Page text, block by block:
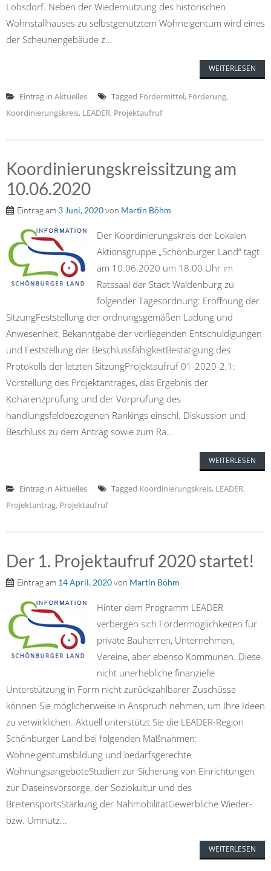
Lobsdorf. Neben der Wiedernutzung des historischen
Wohnstallhauses zu selbstgenutztem Wohneigentum wird eines
der Scheunengebäude z...
WEITERLESEN
Eintrag in Aktuelles Tagged Fördermittel, Förderung,
Koordinierungskreis, LEADER, Projektaufruf
Koordinierungskreissitzung am
10.06.2020
Eintrag am 3 Juni, 2020von Martin Böhm
Der Koordinierungskreis der Lokalen
Aktionsgruppe „Schönburger Land“ tagt
am 10.06.2020 um 18.00 Uhr im
Ratssaal der Stadt Waldenburg zu
folgender Tagesordnung: Eröffnung der
SitzungFeststellung der ordnungsgemäßen Ladung und
Anwesenheit, Bekanntgabe der vorliegenden Entschuldigungen
und Feststellung der BeschlussfähigkeitBestätigung des
Protokolls der letzten SitzungProjektaufruf 01-2020-2.1:
Vorstellung des Projektantrages, das Ergebnis der
Kohärenzprüfung und der Vorprüfung des
handlungsfeldbezogenen Rankings einschl. Diskussion und
Beschluss zu dem Antrag sowie zum Ra...
WEITERLESEN
Eintrag in Aktuelles Tagged Koordinierungskreis, LEADER,
Projektantrag, Projektaufruf
Der 1. Projektaufruf 2020 startet!
Eintrag am 14 April, 2020von Martin Böhm
Hinter dem Programm LEADER
verbergen sich Fördermöglichkeiten für
private Bauherren, Unternehmen,
Vereine, aber ebenso Kommunen. Diese
nicht unerhebliche finanzielle
Unterstützung in Form nicht zurückzahlbarer Zuschüsse
können Sie möglicherweise in Anspruch nehmen, um Ihre Ideen
zu verwirklichen. Aktuell unterstützt Sie die LEADER-Region
Schönburger Land bei folgenden Maßnahmen:
Wohneigentumsbildung und bedarfsgerechte
WohnungsangeboteStudien zur Sicherung von Einrichtungen
zur Daseinsvorsorge, der Soziokultur und des
BreitensportsStärkung der NahmobilitätGewerbliche Wieder-
bzw. Umnutz...
WEITERLESEN